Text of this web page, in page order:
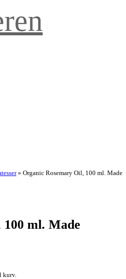
» Organic Rosemary Oil, 100 ml. Made
ml. Made
kurv.